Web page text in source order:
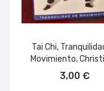
Tai Chi,
Movimiento,
3,00 €